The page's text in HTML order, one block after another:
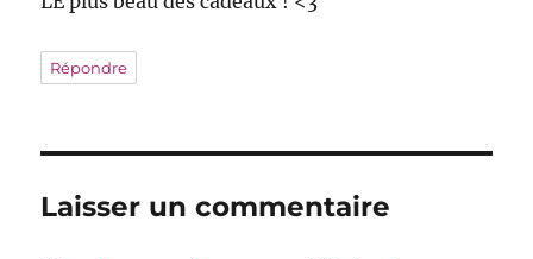
Répondre
Laisser un commentaire